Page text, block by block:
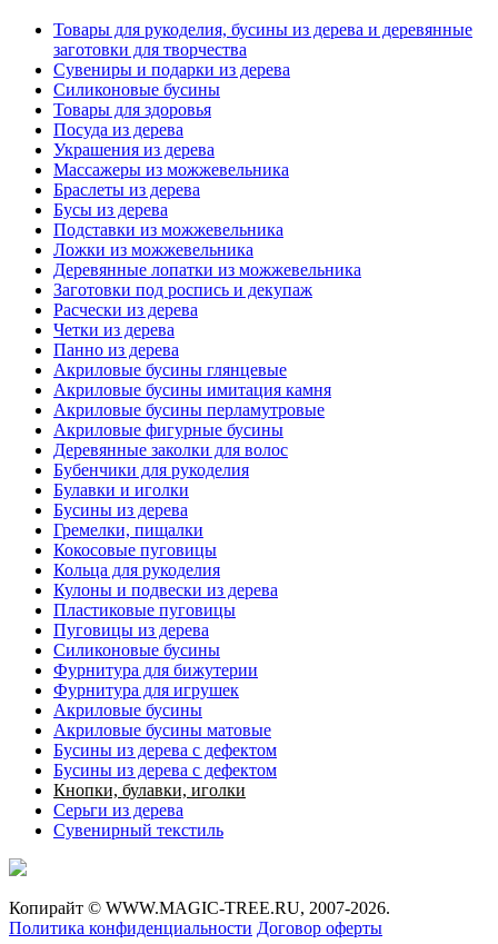
Товары для рукоделия, бусины из дерева и деревянные
заготовки для творчества
Сувениры и подарки из дерева
Силиконовые бусины
Товары для здоровья
Посуда из дерева
Украшения из дерева
Массажеры из можжевельника
Браслеты из дерева
Бусы из дерева
Подставки из можжевельника
Ложки из можжевельника
Деревянные лопатки из можжевельника
Заготовки под роспись и декупаж
Расчески из дерева
Четки из дерева
Панно из дерева
Акриловые бусины глянцевые
Акриловые бусины имитация камня
Акриловые бусины перламутровые
Акриловые фигурные бусины
Деревянные заколки для волос
Бубенчики для рукоделия
Булавки и иголки
Бусины из дерева
Гремелки, пищалки
Кокосовые пуговицы
Кольца для рукоделия
Кулоны и подвески из дерева
Пластиковые пуговицы
Пуговицы из дерева
Силиконовые бусины
Фурнитура для бижутерии
Фурнитура для игрушек
Акриловые бусины
Акриловые бусины матовые
Бусины из дерева с дефектом
Бусины из дерева с дефектом
Кнопки, булавки, иголки
Серьги из дерева
Сувенирный текстиль
Копирайт © WWW.MAGIC-TREE.RU, 2007-2026.
Политика конфиденциальности Договор оферты